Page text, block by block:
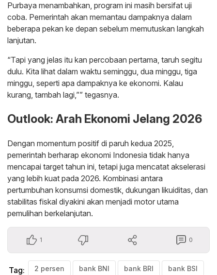
Purbaya menambahkan, program ini masih bersifat uji
coba. Pemerintah akan memantau dampaknya dalam
beberapa pekan ke depan sebelum memutuskan langkah
lanjutan.
“Tapi yang jelas itu kan percobaan pertama, taruh segitu
dulu. Kita lihat dalam waktu seminggu, dua minggu, tiga
minggu, seperti apa dampaknya ke ekonomi. Kalau
kurang, tambah lagi,”” tegasnya.
Outlook: Arah Ekonomi Jelang 2026
Dengan momentum positif di paruh kedua 2025,
pemerintah berharap ekonomi Indonesia tidak hanya
mencapai target tahun ini, tetapi juga mencatat akselerasi
yang lebih kuat pada 2026. Kombinasi antara
pertumbuhan konsumsi domestik, dukungan likuiditas, dan
stabilitas fiskal diyakini akan menjadi motor utama
pemulihan berkelanjutan.
1 0
Tag: 2 persen bank BNI bank BRI bank BSI